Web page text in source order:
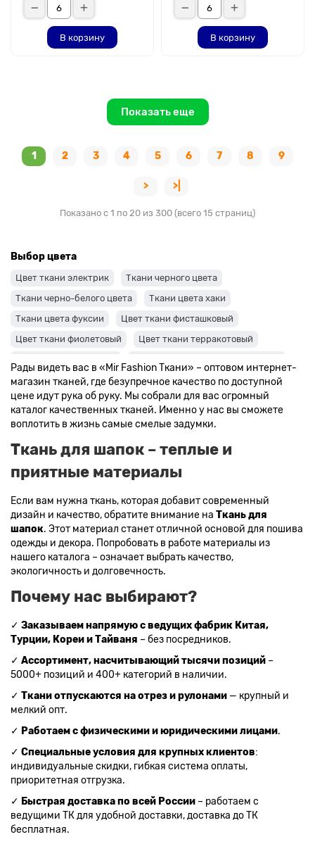
В корзину В корзину
Показать еще
1 2 3 4 5 6 7 8 9
> >|
Показано с 1 по 20 из 300 (всего 15 страниц)
Выбор цвета
Цвет ткани электрик
Ткани черного цвета
Ткани черно-белого цвета
Ткани цвета хаки
Ткани цвета фуксии
Цвет ткани фисташковый
Цвет ткани фиолетовый
Цвет ткани терракотовый
Цвет ткани серый + оттенки: темные и светлые
Цвет ткани салатовый
Цвет ткани розовый
Ткани цвета пудра
Ткани персикового цвета
Ткани оранжевого цвета
Ткани лимонного цвета
Ткани красного цвета разных оттенков
Ткани кораллового цвета
Ткани цвета какао
Изумрудный цвет ткани
Ткани зеленого цвета
Ткани желтого цвета
Ткани цвета индиго
Цвет ткани бежевый
Рады видеть вас в «Mir Fashion Ткани» – оптовом интернет-
магазин тканей, где безупречное качество по доступной
цене идут рука об руку. Мы собрали для вас огромный
каталог качественных тканей. Именно у нас вы сможете
воплотить в жизнь самые смелые задумки.
Ткань для шапок – теплые и
приятные материалы
Если вам нужна ткань, которая добавит современный
дизайн и качество, обратите внимание на Ткань для
шапок. Этот материал станет отличной основой для пошива
одежды и декора. Попробовать в работе материалы из
нашего каталога – означает выбрать качество,
экологичность и долговечность.
Почему нас выбирают?
✓ Заказываем напрямую с ведущих фабрик Китая,
Турции, Кореи и Тайваня – без посредников.
✓ Ассортимент, насчитывающий тысячи позиций –
5000+ позиций и 400+ категорий в наличии.
✓ Ткани отпускаются на отрез и рулонами — крупный и
мелкий опт.
✓ Работаем с физическими и юридическими лицами.
✓ Специальные условия для крупных клиентов:
индивидуальные скидки, гибкая система оплаты,
приоритетная отгрузка.
✓ Быстрая доставка по всей России – работаем с
ведущими ТК для удобной доставки, доставка до ТК
бесплатная.